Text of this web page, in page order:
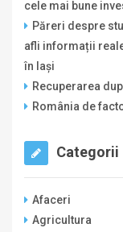
cele mai bune
Păreri despre
afli informații
în Iași
Recuperarea
România de
Categorii
Afaceri
Agricultura